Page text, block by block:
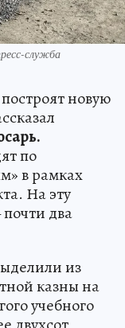
служба
новую
по
в рамках
На эту
два
из
казны на
учебного